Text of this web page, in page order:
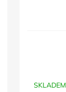
SKLADEM